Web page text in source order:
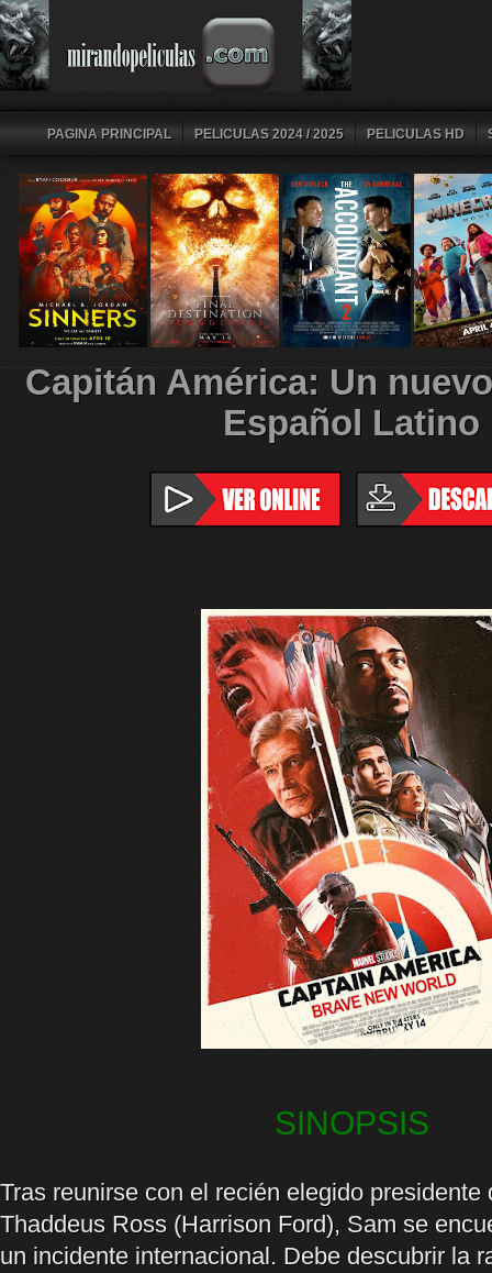
PAGINA PRINCIPAL PELICULAS 2024 / 2025 PELICULAS HD
Capitán América: Un
Español Latino
SINOPSIS
Tras reunirse con el recién elegido presidente
Thaddeus Ross (Harrison Ford), Sam se
un incidente internacional. Debe descubrir la